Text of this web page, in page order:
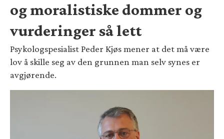
og moralistiske dommer og
vurderinger så lett
Psykologspesialist Peder Kjøs mener at det må være
lov å skille seg av den grunnen man selv synes er
avgjørende.